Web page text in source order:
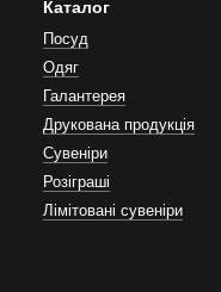
Каталог
Посуд
Одяг
Галантерея
Друкована продукція
Сувеніри
Розіграші
Лімітовані сувеніри